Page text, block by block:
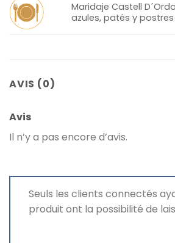
Maridaje Castell
azules, patés y postres
AVIS (0)
Avis
Il n’y a pas encore d’avis.
Seuls les clients connectés
produit ont la possibilité de